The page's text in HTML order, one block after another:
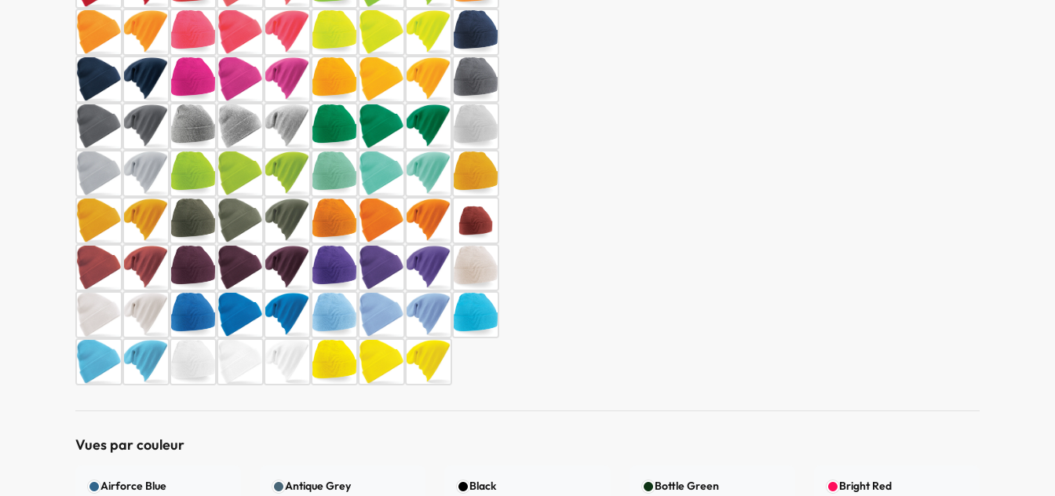
Vues par couleur
Airforce Blue Antique Grey Black Bottle Green Bright Red